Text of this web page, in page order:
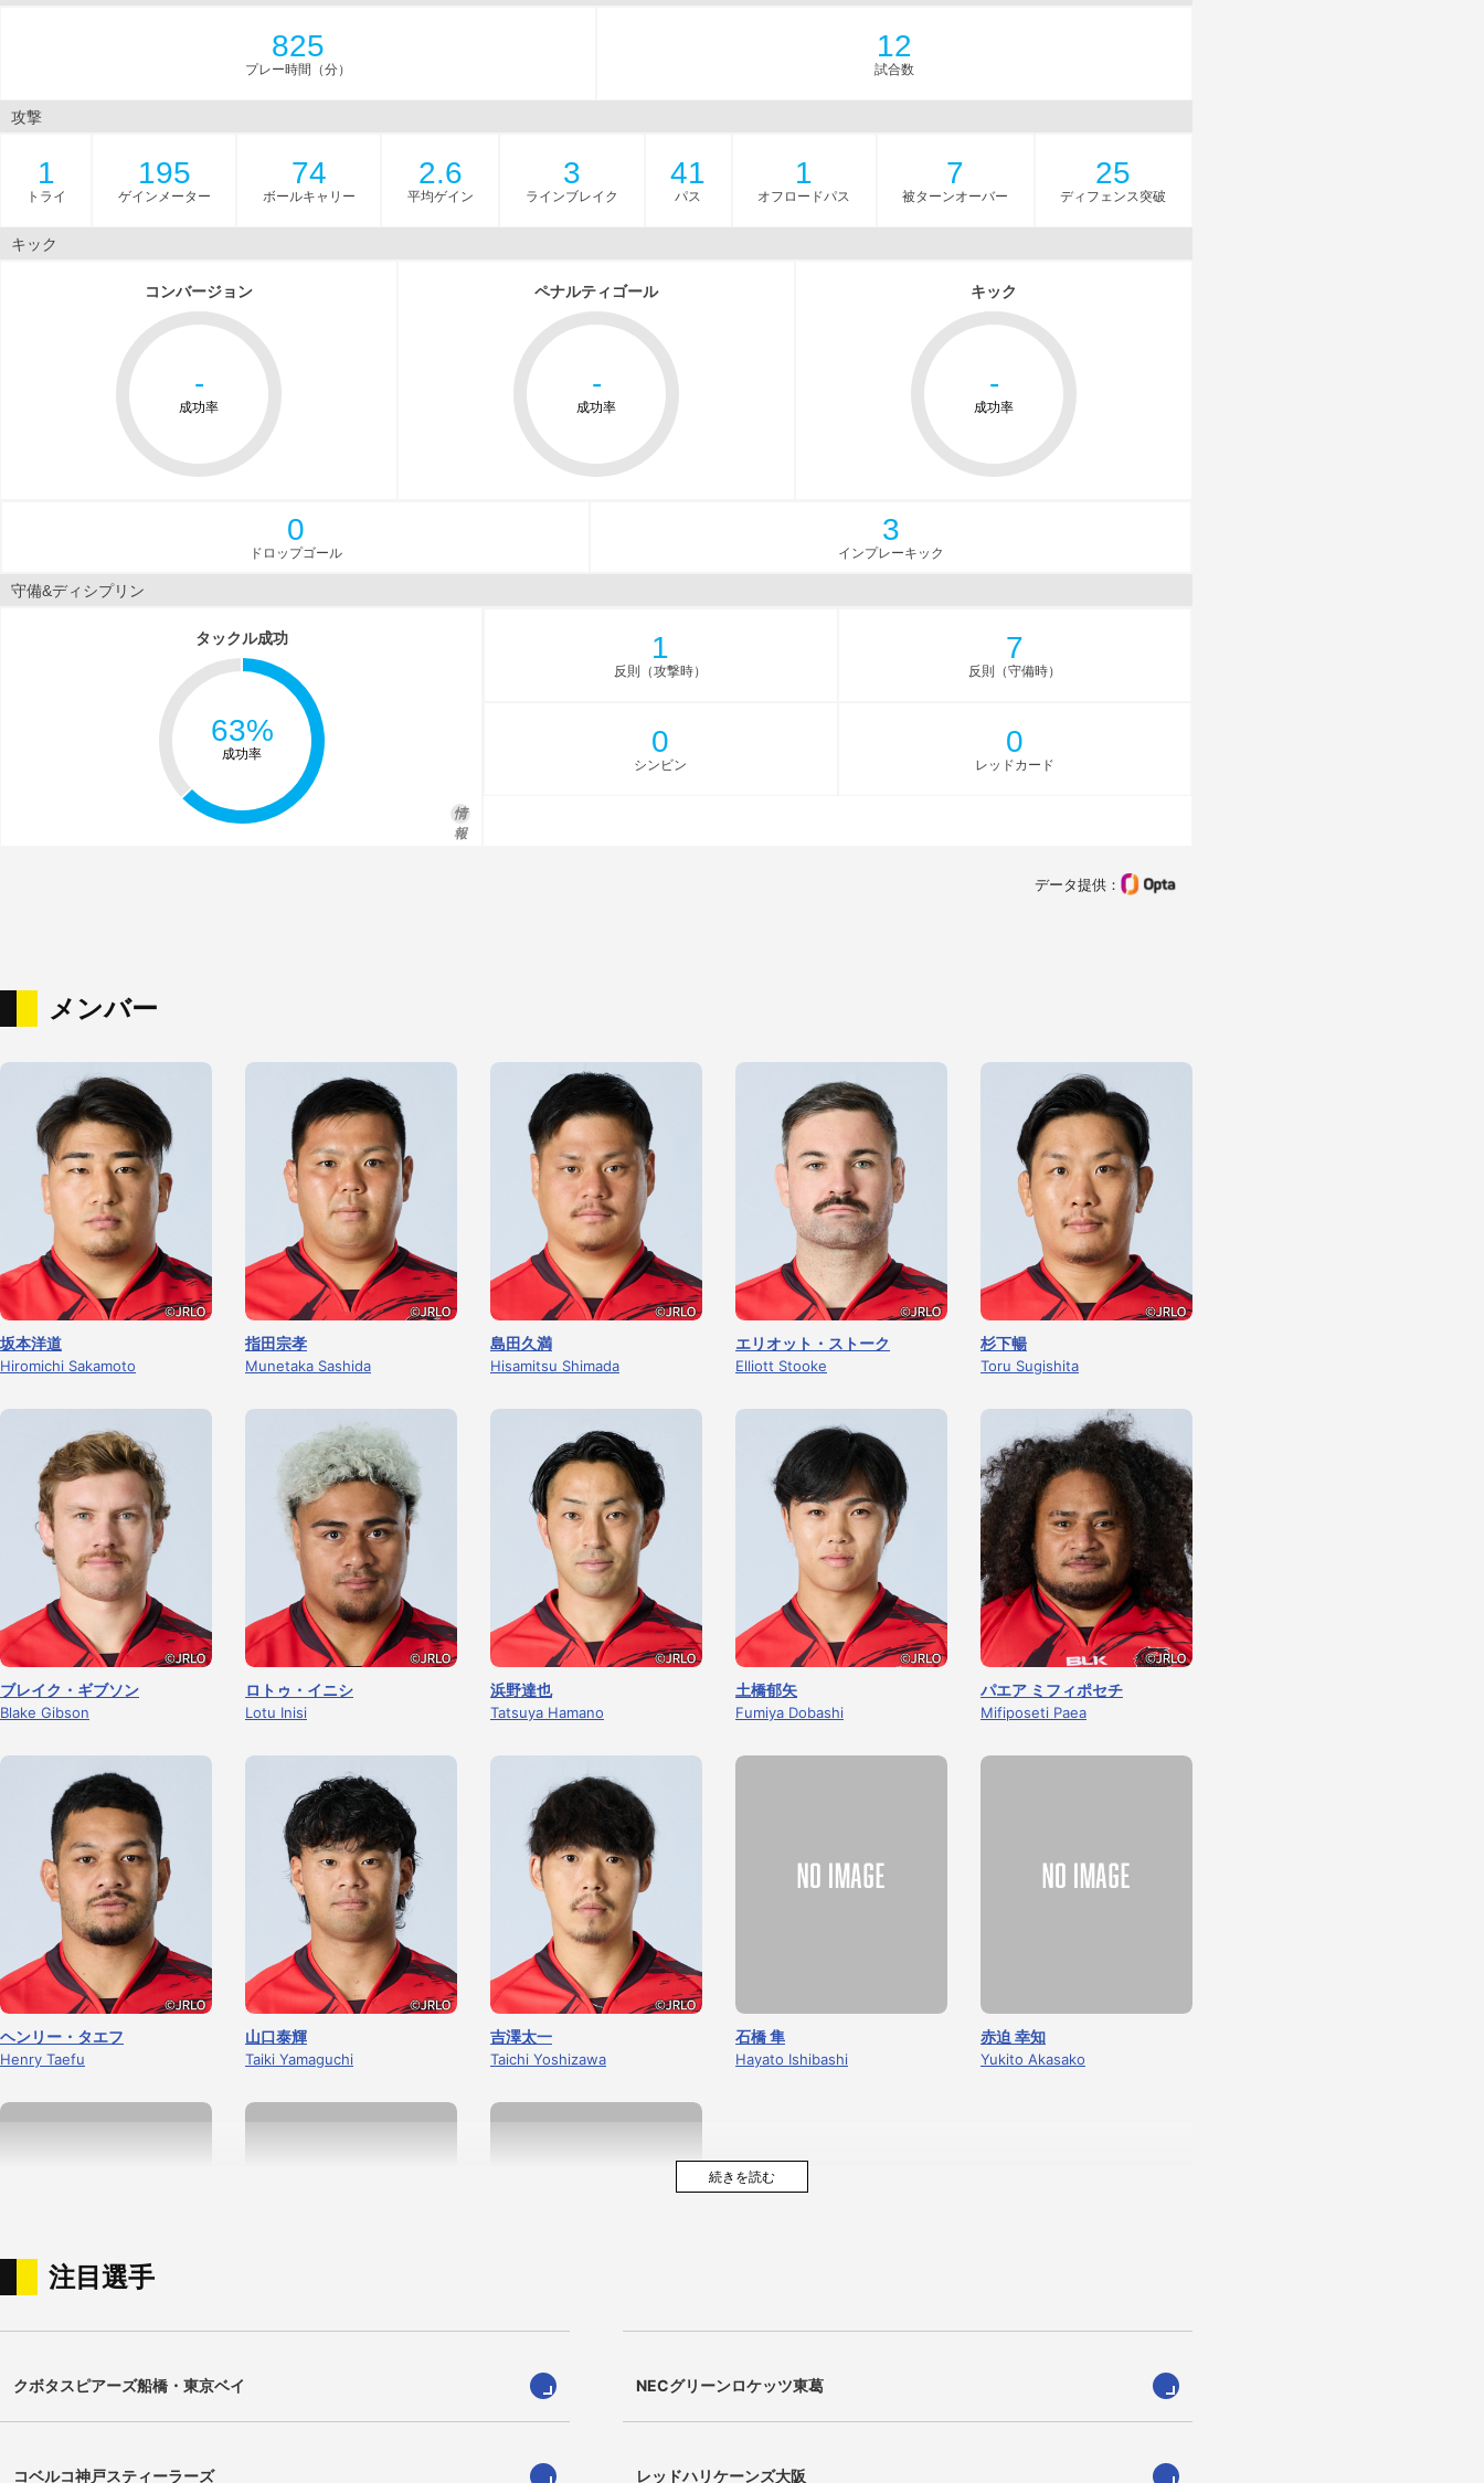
825
プレー時間（分）
12
試合数
攻撃
1
トライ
195
ゲインメーター
74
ボールキャリー
2.6
平均ゲイン
3
ラインブレイク
41
パス
1
オフロードパス
7
被ターンオーバー
25
ディフェンス突破
キック
コンバージョン
-
成功率
ペナルティゴール
-
成功率
キック
-
成功率
0
ドロップゴール
3
インプレーキック
守備&ディシプリン
タックル成功
63%
成功率
情
報
1
反則（攻撃時）
7
反則（守備時）
0
シンビン
0
レッドカード
データ提供：
メンバー
坂本洋道
Hiromichi Sakamoto
指田宗孝
Munetaka Sashida
島田久満
Hisamitsu Shimada
エリオット・ストーク
Elliott Stooke
杉下暢
Toru Sugishita
ブレイク・ギブソン
Blake Gibson
ロトゥ・イニシ
Lotu Inisi
浜野達也
Tatsuya Hamano
土橋郁矢
Fumiya Dobashi
パエア ミフィポセチ
Mifiposeti Paea
ヘンリー・タエフ
Henry Taefu
山口泰輝
Taiki Yamaguchi
吉澤太一
Taichi Yoshizawa
石橋 隼
Hayato Ishibashi
赤迫 幸知
Yukito Akasako
菊本 有真 小林 修市
注目選手
クボタスピアーズ船橋・東京ベイ
コベルコ神戸スティーラーズ
NECグリーンロケッツ東葛
レッドハリケーンズ大阪